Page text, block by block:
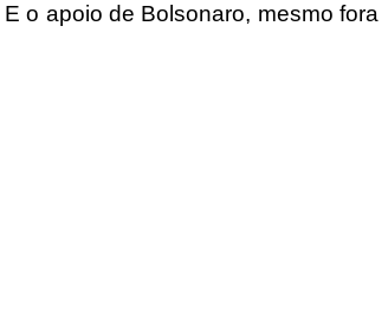
o apoio de Bolsonaro, mesmo fora